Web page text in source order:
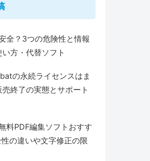
全？3つの危険性と情報
方・代替ソフト
の永続ライセンスはま
終了の実態とサポート
料PDF編集ソフトおすす
の違いや文字修正の限